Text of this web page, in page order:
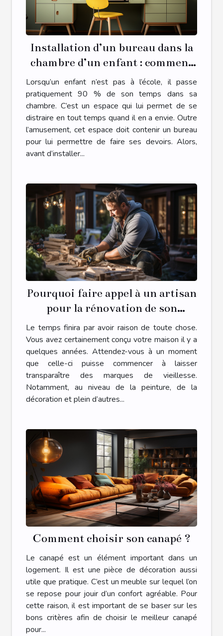
Installation d’un bureau dans la
chambre d’un enfant : comment
s’y prendre ?
Lorsqu’un enfant n’est pas à l’école, il passe
pratiquement 90 % de son temps dans sa
chambre. C’est un espace qui lui permet de se
distraire en tout temps quand il en a envie. Outre
l’amusement, cet espace doit contenir un bureau
pour lui permettre de faire ses devoirs. Alors,
avant d’installer...
Pourquoi faire appel à un artisan
pour la rénovation de son
habitat ?
Le temps finira par avoir raison de toute chose.
Vous avez certainement conçu votre maison il y a
quelques années. Attendez-vous à un moment
que celle-ci puisse commencer à laisser
transparaître des marques de vieillesse.
Notamment, au niveau de la peinture, de la
décoration et plein d’autres...
Comment choisir son canapé ?
Le canapé est un élément important dans un
logement. Il est une pièce de décoration aussi
utile que pratique. C’est un meuble sur lequel l’on
se repose pour jouir d’un confort agréable. Pour
cette raison, il est important de se baser sur les
bons critères afin de choisir le meilleur canapé
pour...